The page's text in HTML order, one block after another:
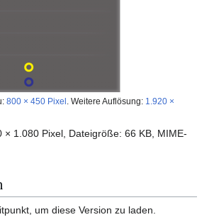
800 × 450 Pixel Weitere Auflösung: 1.920 ×
× 1.080 Pixel, Dateigröße: 66 KB, MIME-
um diese Version zu laden.